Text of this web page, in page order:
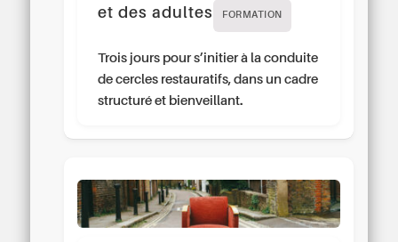
et des adultes
FORMATION
Trois jours pour s’initier à la conduite
de cercles restauratifs, dans un cadre
structuré et bienveillant.